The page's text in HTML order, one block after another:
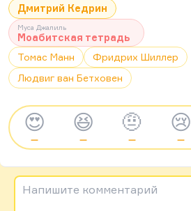
Дмитрий Кедрин
Муса Джалиль
Моабитская тетрадь
Томас Манн
Фридрих Шиллер
Людвиг ван Бетховен
😍
—
😆
—
🤨
—
😢
—
Напишите комментарий